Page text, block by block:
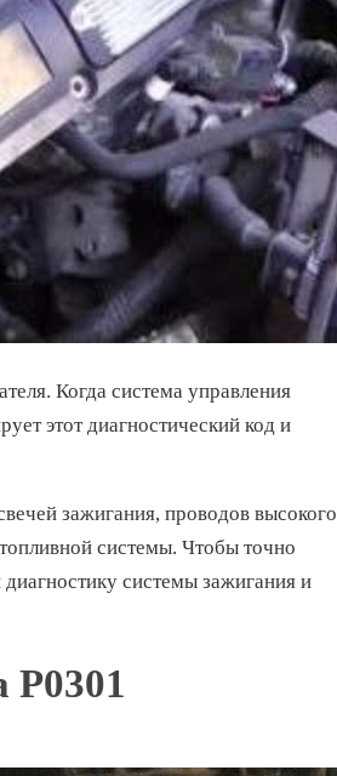
Когда система управления
этот диагностический код и
зажигания, проводов высокого
системы. Чтобы точно
системы зажигания и
P0301